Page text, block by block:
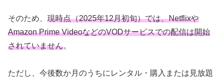
そのため、 現時点（2025年12月初旬）では、Netflixや
Amazon Prime VideoなどのVODサービスでの配信は開始
されていません。
ただし、今後数か月のうちにレンタル・購入または見放題